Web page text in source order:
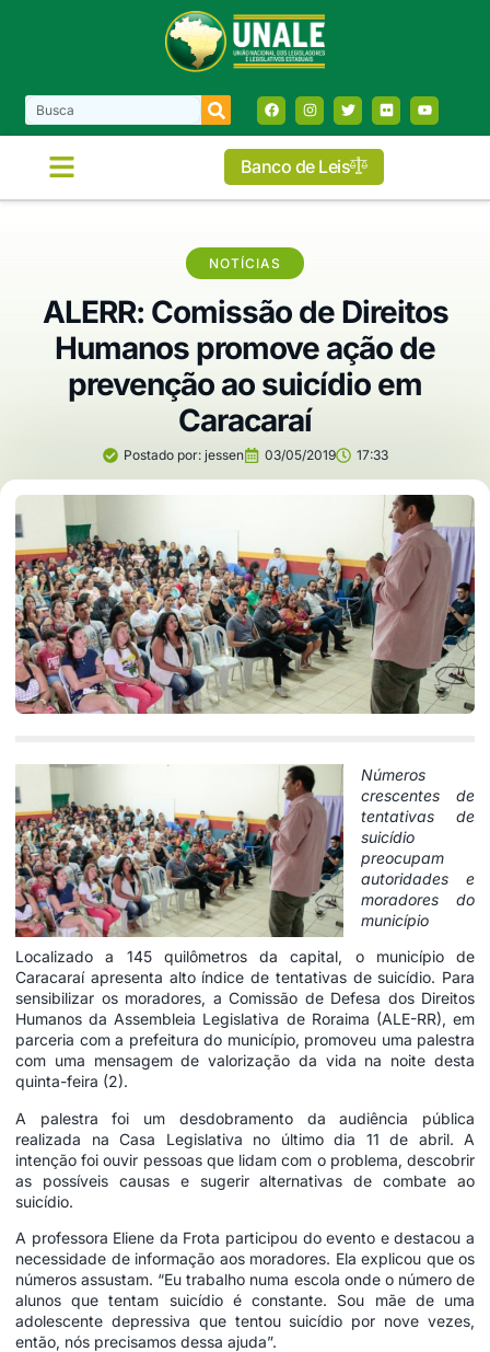
Banco de Leis
NOTÍCIAS
ALERR: Comissão de Direitos
Humanos promove ação de
prevenção ao suicídio em
Caracaraí
Postado por:jessen 03/05/2019 17:33
Números
crescentes de
tentativas de
suicídio
preocupam
autoridades e
moradores do
município
Localizado a 145 quilômetros da capital, o município de
Caracaraí apresenta alto índice de tentativas de suicídio. Para
sensibilizar os moradores, a Comissão de Defesa dos Direitos
Humanos da Assembleia Legislativa de Roraima (ALE-RR), em
parceria com a prefeitura do município, promoveu uma palestra
com uma mensagem de valorização da vida na noite desta
quinta-feira (2).
A palestra foi um desdobramento da audiência pública
realizada na Casa Legislativa no último dia 11 de abril. A
intenção foi ouvir pessoas que lidam com o problema, descobrir
as possíveis causas e sugerir alternativas de combate ao
suicídio.
A professora Eliene da Frota participou do evento e destacou a
necessidade de informação aos moradores. Ela explicou que os
números assustam. “Eu trabalho numa escola onde o número de
alunos que tentam suicídio é constante. Sou mãe de uma
adolescente depressiva que tentou suicídio por nove vezes,
então, nós precisamos dessa ajuda”.